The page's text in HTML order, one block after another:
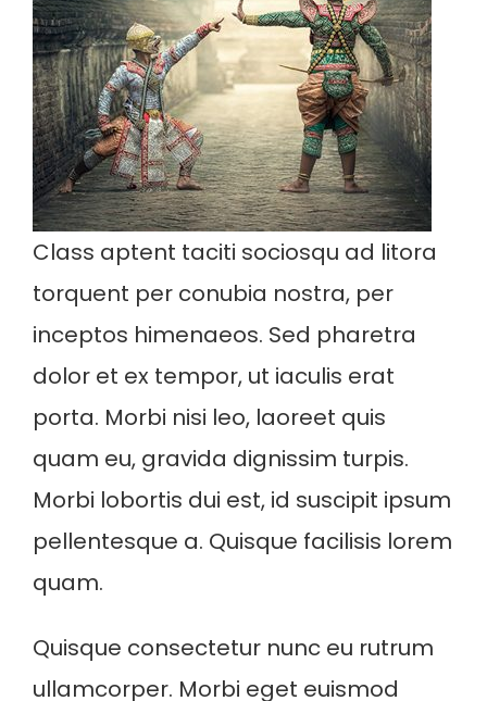
Class aptent taciti sociosqu ad litora
torquent per conubia nostra, per
inceptos himenaeos. Sed pharetra
dolor et ex tempor, ut iaculis erat
porta. Morbi nisi leo, laoreet quis
quam eu, gravida dignissim turpis.
Morbi lobortis dui est, id suscipit ipsum
pellentesque a. Quisque facilisis lorem
quam.
Quisque consectetur nunc eu rutrum
ullamcorper. Morbi eget euismod